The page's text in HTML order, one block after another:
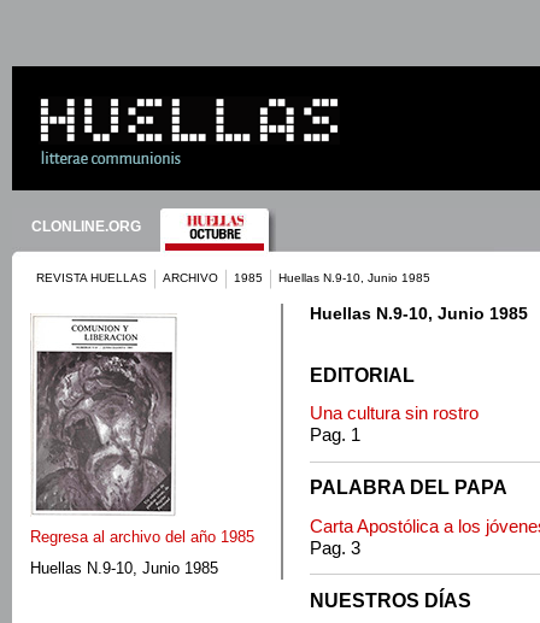
CLONLINE.ORG
REVISTA HUELLAS ARCHIVO 1985 Huellas N.9-10, Junio 1985
Regresa al archivo del año 1985
Huellas N.9-10, Junio 1985
Huellas N.9-10, Junio 1985
EDITORIAL
Una cultura sin rostro
Pag. 1
PALABRA DEL PAPA
Carta Apostólica a los
Pag. 3
NUESTROS DÍAS